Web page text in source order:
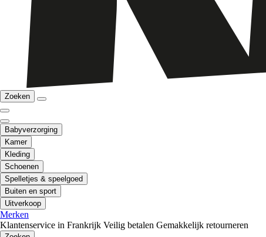
Zoeken
Babyverzorging
Kamer
Kleding
Schoenen
Spelletjes & speelgoed
Buiten en sport
Uitverkoop
Merken
Klantenservice in Frankrijk Veilig betalen Gemakkelijk retourneren